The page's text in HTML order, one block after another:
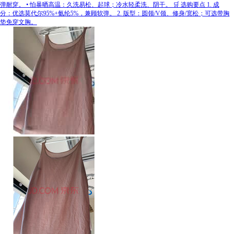
弹耐穿。 • 怕暴晒高温：久洗易松、起球；冷水轻柔洗、阴干。 🛒 选购要点 1. 成
分：优选莫代尔95%+氨纶5%，兼顾软弹。 2. 版型：圆领/V领、修身/宽松；可选带胸
垫免穿文胸。